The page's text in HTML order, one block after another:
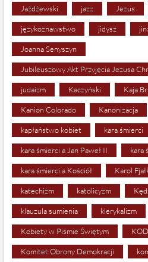
Jażdżewski jazz Jezus
językoznawstwo jidysz
Joanna Senyszyn
Jubileuszowy Akt Przyjęcia Jezusa
judaizm Kaczyński Kaja
Kanion Colorado Kanonizacja
kapłaństwo kobiet kara śmierci
kara śmierci a Jan Paweł II kara
kara śmierci a Kościół Karol
katechizm katolicyzm
klauzula sumienia klerykalizm
Kobiety w Piśmie Świętym KOD
Komitet Obrony Demokracji